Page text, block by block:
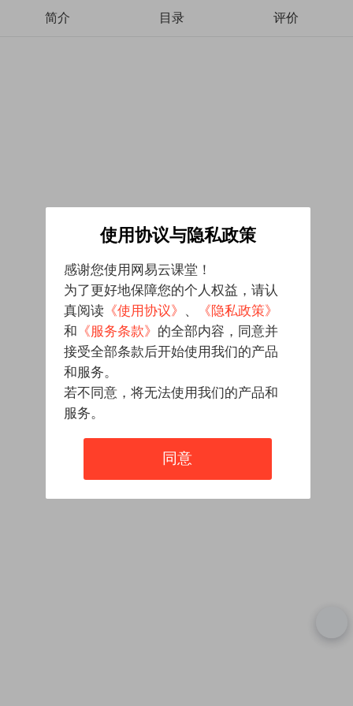
简介 目录 评价
使用协议与隐私政策
感谢您使用网易云课堂！
为了更好地保障您的个人权益，请认
真阅读 《使用协议》 、
《隐私政策》
和 《服务条款》 的全部内容，同意并
接受全部条款后开始使用我们的产品
和服务。
若不同意，将无法使用我们的产品和
服务。
同意